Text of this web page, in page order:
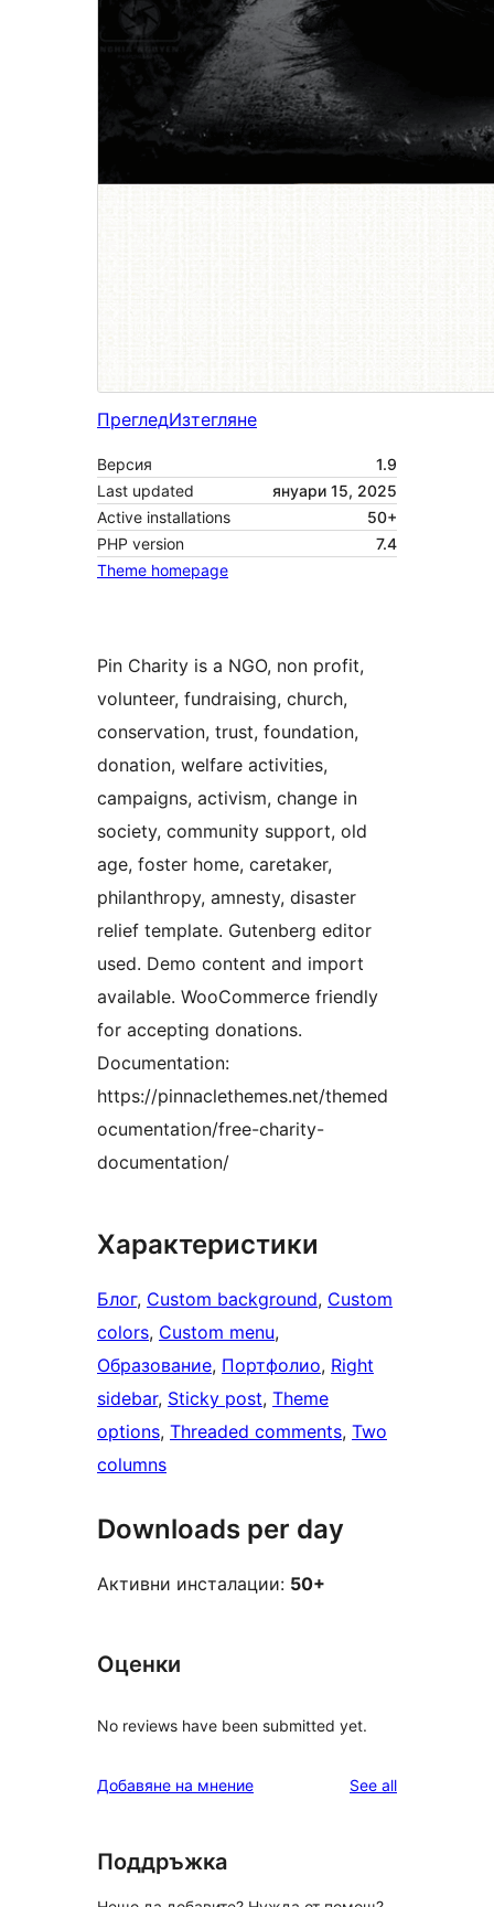
ПрегледИзтегляне
Версия
1.9
Last updated
януари 15, 2025
Active installations
50+
PHP version
7.4
Theme homepage
Pin Charity is a NGO, non profit,
volunteer, fundraising, church,
conservation, trust, foundation,
donation, welfare activities,
campaigns, activism, change in
society, community support, old
age, foster home, caretaker,
philanthropy, amnesty, disaster
relief template. Gutenberg editor
used. Demo content and import
available. WooCommerce friendly
for accepting donations.
Documentation:
https://pinnaclethemes.net/themed
ocumentation/free-charity-
documentation/
Характеристики
Блог, Custom background, Custom
colors, Custom menu
Образование, Портфолио, Right
sidebar, Sticky post, Theme
options, Threaded comments, Two
columns
Downloads per day
Активни инсталации: 50+
Оценки
No reviews have been submitted yet.
Добавяне на мнение See allreviews
Поддръжка